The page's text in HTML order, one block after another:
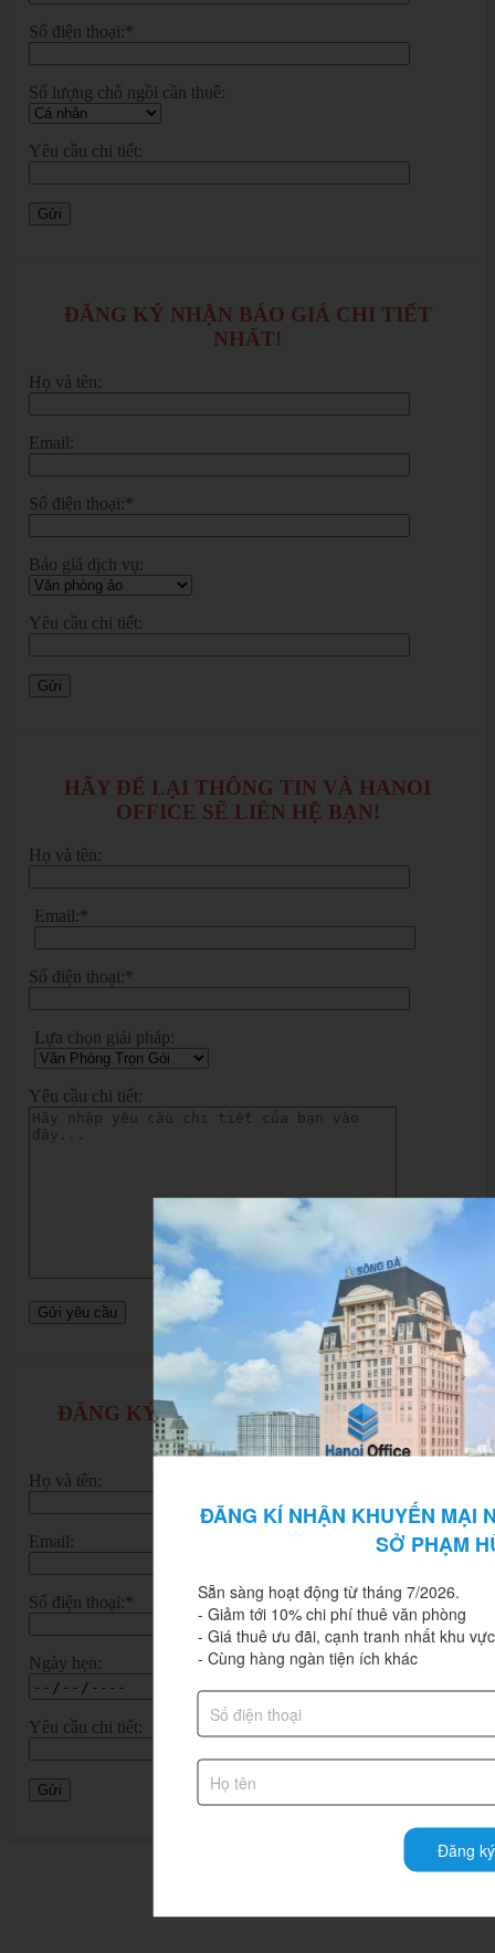
Số điện thoại:*
Số lượng chỗ ngồi cần thuê:
Yêu cầu chi tiết:
ĐĂNG KÝ NHẬN BÁO GIÁ CHI TIẾT
NHẤT!
Họ và tên:
Email:
Số điện thoại:*
Báo giá dịch vụ:
Yêu cầu chi tiết:
HÃY ĐỂ LẠI THÔNG TIN VÀ HANOI
OFFICE SẼ LIÊN HỆ BẠN!
Họ và tên:
Email:*
Số điện thoại:*
Lựa chọn giải pháp:
Yêu cầu chi tiết:
ĐĂNG KÝ TƯ VẤN VĂN PHÒNG LÀM
VIỆC RIÊNG
Họ và tên:
Email:
Số điện thoại:*
Ngày hẹn:
Yêu cầu chi tiết:
ĐĂNG KÍ NHẬN KHUYẾN MẠI
SỞ PHẠM
Sẵn sàng hoạt động từ tháng 7/2026.
- Giảm tới 10% chi phí thuê văn phòng
- Giá thuê ưu đãi, cạnh tranh nhất khu
- Cùng hàng ngàn tiện ích khác
Đăng